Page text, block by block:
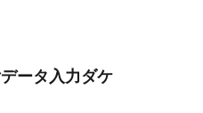
ータ入力ダケ